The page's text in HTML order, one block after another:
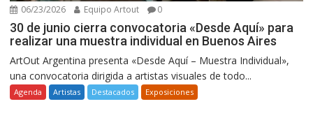
06/23/2026 Equipo Artout 0
30 de junio cierra convocatoria «Desde Aquí» para
realizar una muestra individual en Buenos Aires
ArtOut Argentina presenta «Desde Aquí – Muestra Individual»,
una convocatoria dirigida a artistas visuales de todo...
Agenda Artistas Destacados Exposiciones